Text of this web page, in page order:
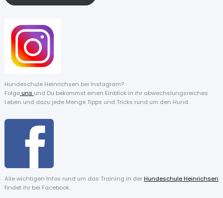
Hundeschule Heinrichsen bei Instagram?
Folgeuns und Du bekommst einen Einblick in ihr abwechslungsreiches
Leben und dazu jede Menge Tipps und Tricks rund um den Hund.
Alle wichtigen Infos rund um das Training in derHundeschule Heinrichsen
findet ihr bei Facebook.